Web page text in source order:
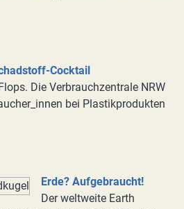
Cocktail
Die Verbrauchzentrale NRW
bei Plastikprodukten
Erde? Aufgebraucht!
Der weltweite Earth